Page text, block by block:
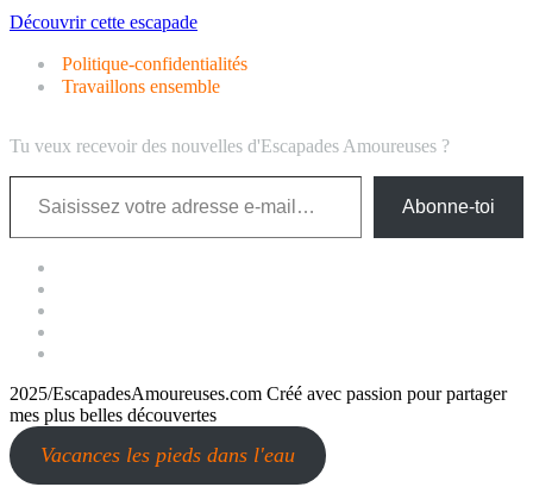
Découvrir cette escapadeUne
entre
Deauville
(concours
Politique-confidentialités
Travaillons ensemble
Tu veux recevoir des nouvelles d'Escapades Amoureuses ?
Saisissez votre adresse e-mail…
Abonne-toi
2025/EscapadesAmoureuses.com Créé avec passion pour partager
mes plus belles découvertes
Vacances les pieds dans l'eau